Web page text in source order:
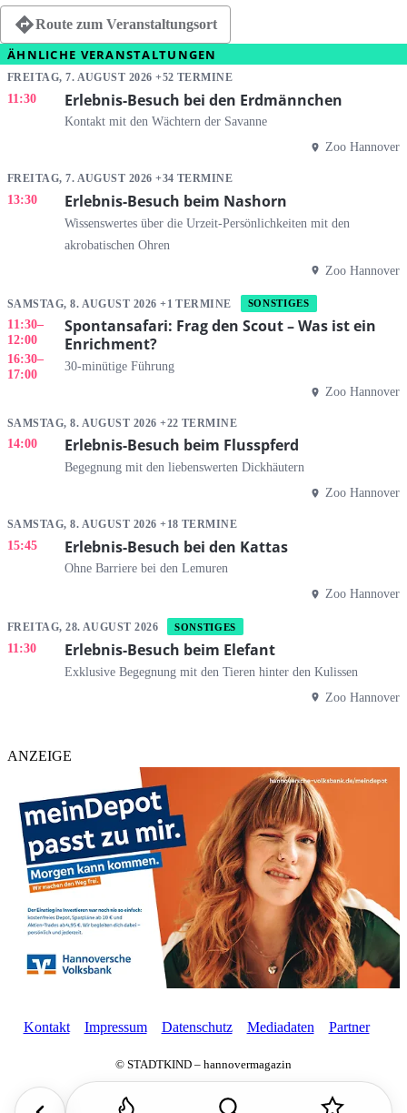
Route zum Veranstaltungsort
ÄHNLICHE VERANSTALTUNGEN
FREITAG, 7. AUGUST 2026 +52 TERMINE
11:30 Erlebnis-Besuch bei den Erdmännchen
Kontakt mit den Wächtern der Savanne
Zoo Hannover
FREITAG, 7. AUGUST 2026 +34 TERMINE
13:30 Erlebnis-Besuch beim Nashorn
Wissenswertes über die Urzeit-Persönlichkeiten mit den
akrobatischen Ohren
Zoo Hannover
SAMSTAG, 8. AUGUST 2026 +1 TERMINE SONSTIGES
11:30–
12:00
16:30–
17:00
Spontansafari: Frag den Scout – Was ist ein
Enrichment?
30-minütige Führung
Zoo Hannover
SAMSTAG, 8. AUGUST 2026 +22 TERMINE
14:00 Erlebnis-Besuch beim Flusspferd
Begegnung mit den liebenswerten Dickhäutern
Zoo Hannover
SAMSTAG, 8. AUGUST 2026 +18 TERMINE
15:45 Erlebnis-Besuch bei den Kattas
Ohne Barriere bei den Lemuren
Zoo Hannover
FREITAG, 28. AUGUST 2026 SONSTIGES
11:30 Erlebnis-Besuch beim Elefant
Exklusive Begegnung mit den Tieren hinter den Kulissen
Zoo Hannover
ANZEIGE
Kontakt Impressum Datenschutz Mediadaten Partner
© STADTKIND – hannovermagazin